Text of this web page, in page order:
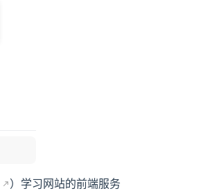
）学习网站的前端服务